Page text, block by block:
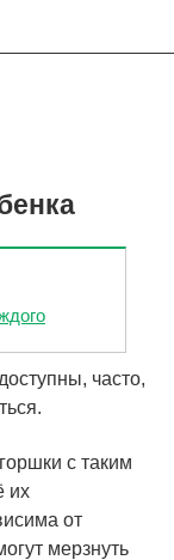
часто,
с таким
их
от
мерзнуть